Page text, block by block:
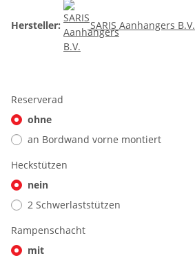
Hersteller: SARIS Aanhangers B.V.
Reserverad
ohne
an Bordwand vorne montiert
Heckstützen
nein
2 Schwerlaststützen
Rampenschacht
mit